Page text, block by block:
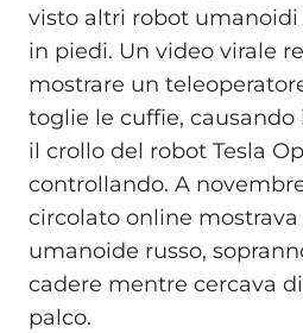
visto altri robot
in piedi. Un video virale
mostrare un
toglie le cuffie,
il crollo del robot Tesla
controllando. A
circolato online
umanoide russo,
cadere mentre cercava
palco.